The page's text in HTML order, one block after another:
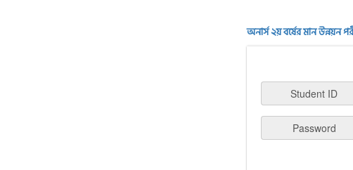
অনার্স ২য় বর্ষের মান
Student ID
Password